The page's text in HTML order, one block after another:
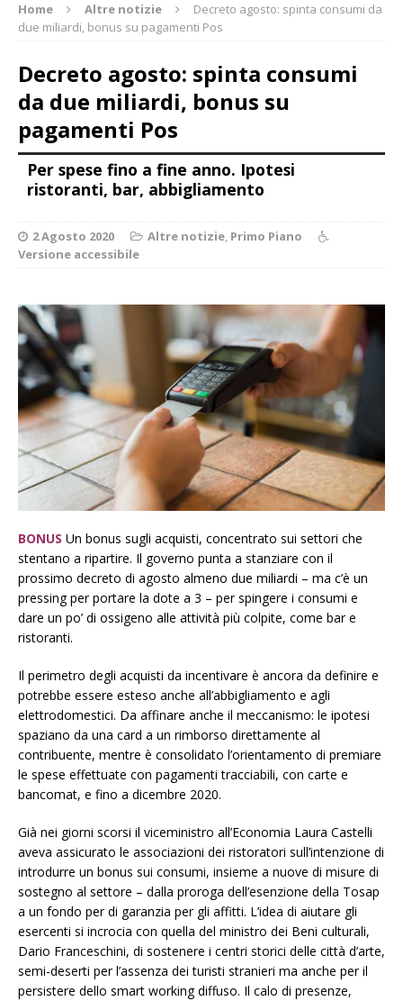
Home Altre notizie
Decreto agosto: spinta consumi da
due miliardi, bonus su pagamenti Pos
Decreto agosto: spinta consumi
da due miliardi, bonus su
pagamenti Pos
Per spese fino a fine anno. Ipotesi
ristoranti, bar, abbigliamento
2 Agosto 2020 Altre notizie, Primo Piano
Versione accessibile
BONUS Un bonus sugli acquisti, concentrato sui settori che
stentano a ripartire. Il governo punta a stanziare con il
prossimo decreto di agosto almeno due miliardi – ma c’è un
pressing per portare la dote a 3 – per spingere i consumi e
dare un po’ di ossigeno alle attività più colpite, come bar e
ristoranti.
Il perimetro degli acquisti da incentivare è ancora da definire e
potrebbe essere esteso anche all’abbigliamento e agli
elettrodomestici. Da affinare anche il meccanismo: le ipotesi
spaziano da una card a un rimborso direttamente al
contribuente, mentre è consolidato l’orientamento di premiare
le spese effettuate con pagamenti tracciabili, con carte e
bancomat, e fino a dicembre 2020.
Già nei giorni scorsi il viceministro all’Economia Laura Castelli
aveva assicurato le associazioni dei ristoratori sull’intenzione di
introdurre un bonus sui consumi, insieme a nuove di misure di
sostegno al settore – dalla proroga dell’esenzione della Tosap
a un fondo per di garanzia per gli affitti. L’idea di aiutare gli
esercenti si incrocia con quella del ministro dei Beni culturali,
Dario Franceschini, di sostenere i centri storici delle città d’arte,
semi-deserti per l’assenza dei turisti stranieri ma anche per il
persistere dello smart working diffuso. Il calo di presenze,